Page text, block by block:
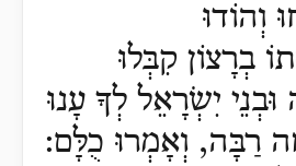
וְהוֹדוּ
בְרָצוֹן קִבְּלוּ
יִשְׂרָאֵל לְךָ עָנוּ
רַבָּה, וְאָמְרוּ כֻלָּם: